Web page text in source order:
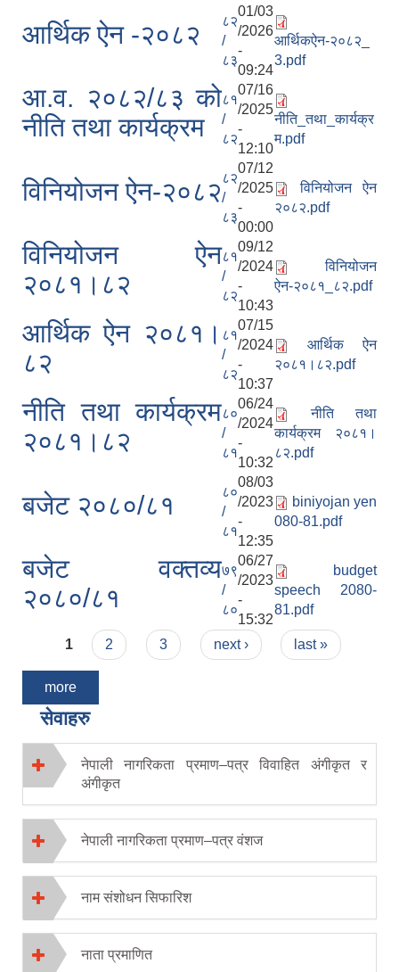
आर्थिक ऐन -२०८२
८२
/
८३
01/03
/2026
-
09:24
आर्थिकऐन-२०८२_
3.pdf
आ.व. २०८२/८३ को
नीति तथा कार्यक्रम
८१
/
८२
07/16
/2025
-
12:10
नीति_तथा_कार्यक्र
म.pdf
विनियोजन ऐन-२०८२ ८२
/
८३
07/12
/2025
-
00:00
विनियोजन ऐन
२०८२.pdf
विनियोजन ऐन
२०८१।८२
८१
/
८२
09/12
/2024
-
10:43
विनियोजन
ऐन-२०८१_८२.pdf
आर्थिक ऐन २०८१।
८२
८१
/
८२
07/15
/2024
-
10:37
आर्थिक ऐन
२०८१।८२.pdf
नीति तथा कार्यक्रम
२०८१।८२
८०
/
८१
06/24
/2024
-
10:32
नीति तथा
कार्यक्रम २०८१।
८२.pdf
बजेट २०८०/८१
८०
/
८१
08/03
/2023
-
12:35
biniyojan yen
080-81.pdf
बजेट वक्तव्य
२०८०/८१
७९
/
८०
06/27
/2023
-
15:32
budget
speech 2080-
81.pdf
Pages
1 2 3 next › last »
more
सेवाहरु
नेपाली नागरिकता प्रमाण–पत्र विवाहित अंगीकृत र
अंगीकृत
नेपाली नागरिकता प्रमाण–पत्र वंशज
नाम संशोधन सिफारिश
नाता प्रमाणित